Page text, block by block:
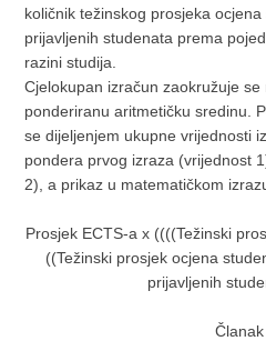
količnik težinskog prosjeka
prijavljenih studenata prema
razini studija.
Cjelokupan izračun zaokružuje
ponderiranu aritmetičku sredinu.
se dijeljenjem ukupne vrijednosti
pondera prvog izraza (vrijednost
2), a prikaz u matematičkom
Prosjek ECTS-a x ((((Težinski
((Težinski prosjek ocjena
prijavljenih
Članak